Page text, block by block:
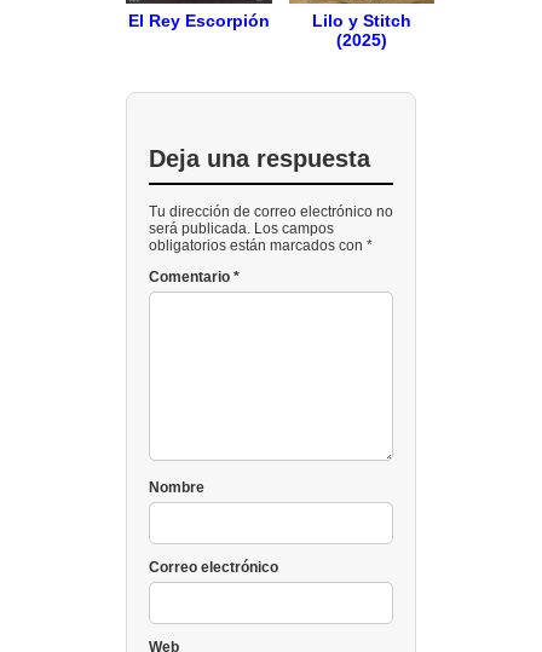
El Rey Escorpión
Lilo y Stitch
(2025)
Deja una respuesta
Tu dirección de correo electrónico no
será publicada. Los campos
obligatorios están marcados con *
Comentario *
Nombre
Correo electrónico
Web